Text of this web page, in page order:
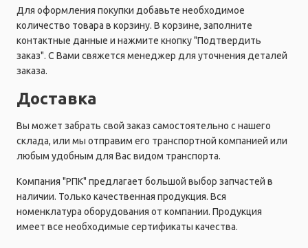
Для оформления покупки добавьте необходимое
количество товара в корзину. В корзине, заполните
контактные данные и нажмите кнопку "Подтвердить
заказ". С Вами свяжется менеджер для уточнения деталей
заказа.
Доставка
Вы может забрать свой заказ самостоятельно с нашего
склада, или мы отправим его транспортной компанией или
любым удобным для Вас видом транспорта.
Компания "РПК" предлагает большой выбор запчастей в
наличии. Только качественная продукция. Вся
номенклатура оборудования от компании. Продукция
имеет все необходимые сертификаты качества.